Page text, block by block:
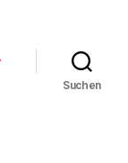
Suchen